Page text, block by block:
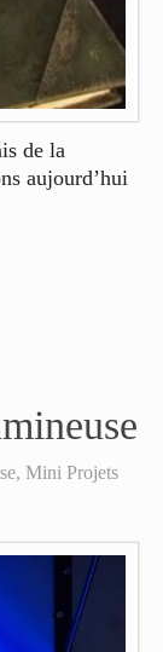
de la
aujourd’hui
, Mini Projets